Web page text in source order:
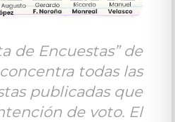
de Encuestas” de
concentra todas las
publicadas que
de voto. El